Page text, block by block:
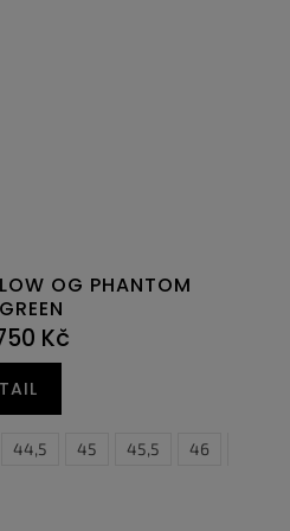
OG PHANTOM
Kč
44,5 45 45,5 46